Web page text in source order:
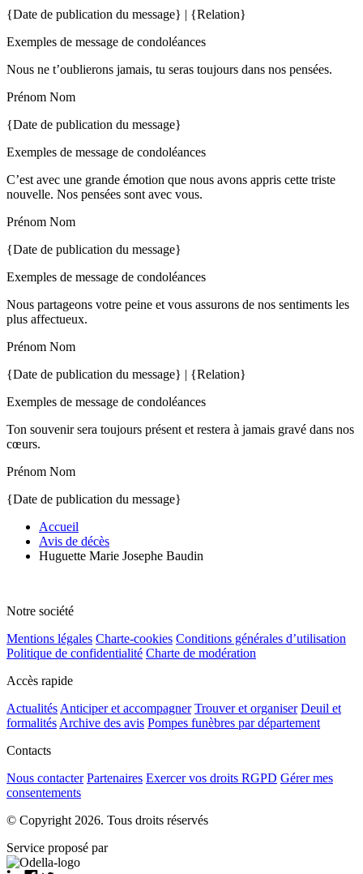
{Date de publication du message} | {Relation}
Exemples de message de condoléances
Nous ne t’oublierons jamais, tu seras toujours dans nos pensées.
Prénom Nom
{Date de publication du message}
Exemples de message de condoléances
C’est avec une grande émotion que nous avons appris cette triste
nouvelle. Nos pensées sont avec vous.
Prénom Nom
{Date de publication du message}
Exemples de message de condoléances
Nous partageons votre peine et vous assurons de nos sentiments les
plus affectueux.
Prénom Nom
{Date de publication du message} | {Relation}
Exemples de message de condoléances
Ton souvenir sera toujours présent et restera à jamais gravé dans nos
cœurs.
Prénom Nom
{Date de publication du message}
Accueil
Avis de décès
Huguette Marie Josephe Baudin
Notre société
Mentions légales Charte-cookies Conditions générales d’utilisation
Politique de confidentialité Charte de modération
Accès rapide
Actualités Anticiper et accompagner Trouver et organiser Deuil et
formalités Archive des avis Pompes funèbres par département
Contacts
Nous contacter Partenaires Exercer vos droits RGPD Gérer mes
consentements
© Copyright 2026. Tous droits réservés
Service proposé par